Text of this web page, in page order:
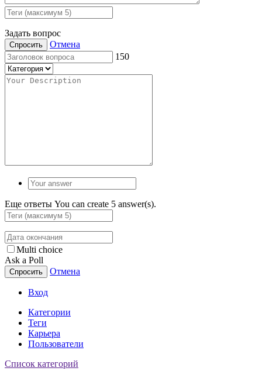
Задать вопрос
Спросить
Отмена
150
Еще ответы You can create 5 answer(s).
Multi choice
Ask a Poll
Спросить Отмена
Вход
Категории
Теги
Карьера
Пользователи
Список категорий